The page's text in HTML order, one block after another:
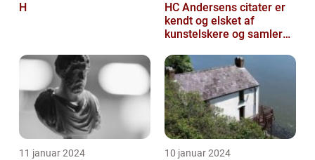
H
HC Andersens citater er
kendt og elsket af
kunstelskere og samlere
11 januar 2024 10 januar 2024